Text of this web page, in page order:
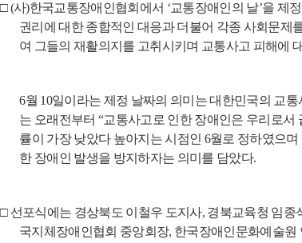
□(사)한국교통장애인협회에서 ‘교통장애인의 날’을 제
권리에 대한 종합적인 대응과 더불어 각종 사회문제
여 그들의 재활의지를 고취시키며 교통사고 피해에
6월 10일이라는 제정 날짜의 의미는 대한민국의 교통
는 오래전부터“교통사고로 인한 장애인은 우리로서
률이 가장 낮았다 높아지는 시점인 6월로 정하였으며
한 장애인 발생을 방지하자는 의미를 담았다.
□ 선포식에는 경상북도 이철우 도지사, 경북교육청 임종
국지체장애인협회 중앙회장, 한국장애인문화예술원